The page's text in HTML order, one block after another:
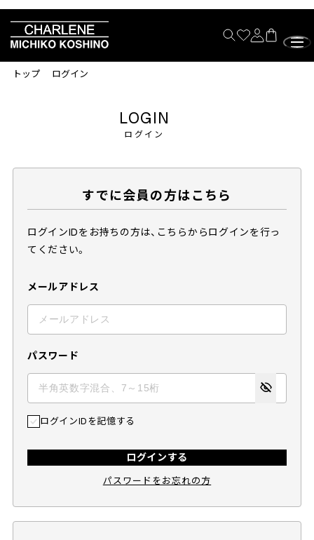
トップ ログイン
ログイン
LOGIN
すでに会員の方はこちら
ログインIDをお持ちの方は、こちらからログインを行っ
てください。
メールアドレス
パスワード
ログインIDを記憶する
ログインする
パスワードをお忘れの方